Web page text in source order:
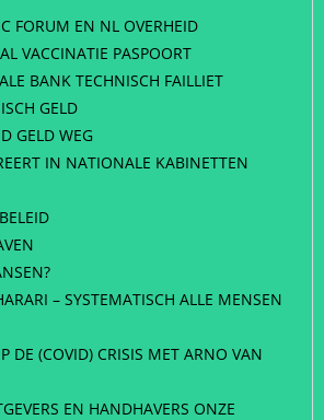
FORUM EN NL OVERHEID
VACCINATIE PASPOORT
BANK TECHNISCH FAILLIET
GELD
GELD WEG
IN NATIONALE KABINETTEN
– SYSTEMATISCH ALLE MENSEN
DE (COVID) CRISIS MET ARNO VAN
EN HANDHAVERS ONZE